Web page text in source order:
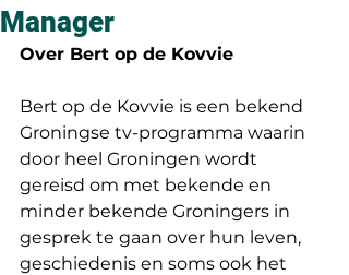
Manager
Over Bert op de Kovvie
Bert op de Kovvie is een bekend
Groningse tv-programma waarin
door heel Groningen wordt
gereisd om met bekende en
minder bekende Groningers in
gesprek te gaan over hun leven,
geschiedenis en soms ook het